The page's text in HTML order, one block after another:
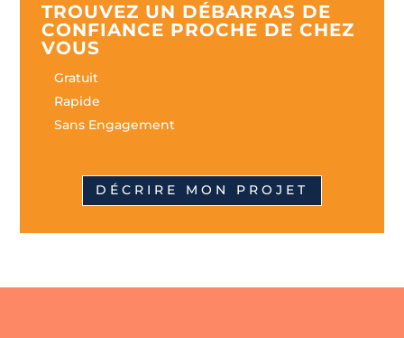
TROUVEZ UN DÉBARRAS DE
CONFIANCE PROCHE DE CHEZ
VOUS
Gratuit
Rapide
Sans Engagement
DÉCRIRE MON PROJET